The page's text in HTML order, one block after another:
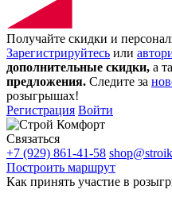
Получайте скидки и
Зарегистрируйтесь или
дополнительные скидки, а
предложения. Следите за
розыгрышах!
Регистрация Войти
Связаться
+7 (929) 861-41-58
Построить маршрут
Как принять участие в